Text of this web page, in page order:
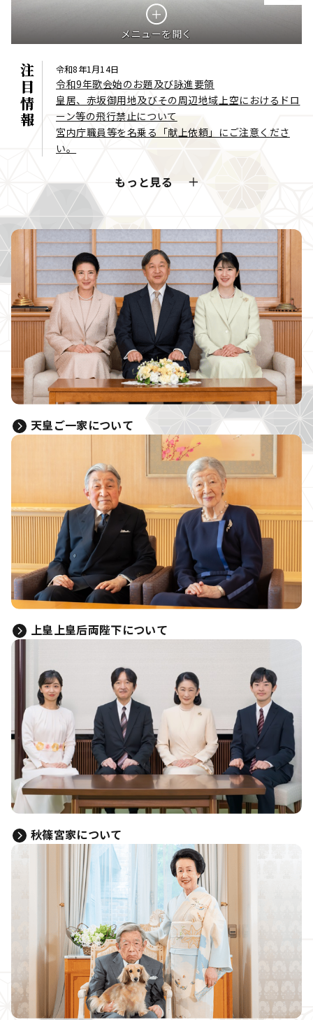
メニューを開く
注目情報 令和8年1月14日
令和9年歌会始のお題及び詠進要領
皇居、赤坂御用地及びその周辺地域上空におけるドロ
ーン等の飛行禁止について
宮内庁職員等を名乗る「献上依頼」にご注意くださ
い。
もっと見る
天皇ご一家について
上皇上皇后両陛下について
秋篠宮家について